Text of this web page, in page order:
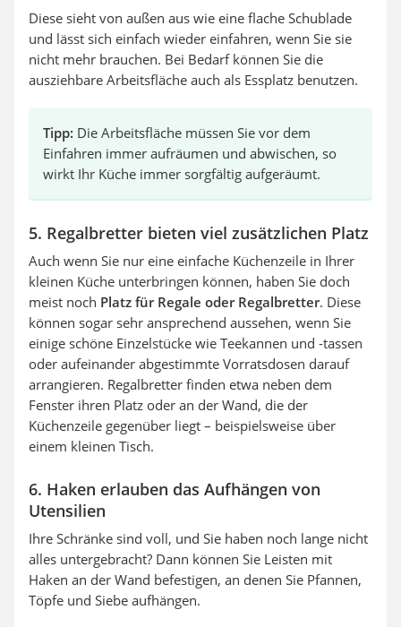
Diese sieht von außen aus wie eine flache Schublade
und lässt sich einfach wieder einfahren, wenn Sie sie
nicht mehr brauchen. Bei Bedarf können Sie die
ausziehbare Arbeitsfläche auch als Essplatz benutzen.
Tipp: Die Arbeitsfläche müssen Sie vor dem
Einfahren immer aufräumen und abwischen, so
wirkt Ihr Küche immer sorgfältig aufgeräumt.
5. Regalbretter bieten viel zusätzlichen Platz
Auch wenn Sie nur eine einfache Küchenzeile in Ihrer
kleinen Küche unterbringen können, haben Sie doch
meist noch Platz für Regale oder Regalbretter. Diese
können sogar sehr ansprechend aussehen, wenn Sie
einige schöne Einzelstücke wie Teekannen und -tassen
oder aufeinander abgestimmte Vorratsdosen darauf
arrangieren. Regalbretter finden etwa neben dem
Fenster ihren Platz oder an der Wand, die der
Küchenzeile gegenüber liegt – beispielsweise über
einem kleinen Tisch.
6. Haken erlauben das Aufhängen von
Utensilien
Ihre Schränke sind voll, und Sie haben noch lange nicht
alles untergebracht? Dann können Sie Leisten mit
Haken an der Wand befestigen, an denen Sie Pfannen,
Töpfe und Siebe aufhängen.